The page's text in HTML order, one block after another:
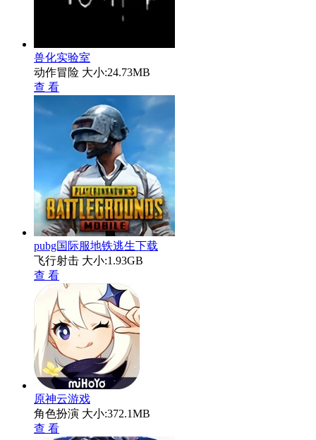
兽化实验室
动作冒险 大小:24.73MB
查 看
pubg国际服地铁逃生下载
飞行射击 大小:1.93GB
查 看
原神云游戏
角色扮演 大小:372.1MB
查 看